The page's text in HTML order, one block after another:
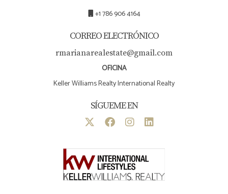
+1 786 906 4164
CORREO ELECTRÓNICO
rmarianarealestate@gmail.com
OFICINA
Keller Williams Realty International Realty
SÍGUEME EN